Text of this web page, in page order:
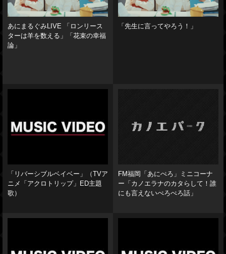
あにまるぐみLIVE 「ロンリース
ターは羊を数える」「花束の幸福
論」
「先生に言ってやろう！」
「リバーシブルベイベー」（TVア
ニメ「アクロトリップ」ED主題
歌）
FM福岡「あにぺろ」ミニコーナ
ー「カノエラナのカタらして！誰
にも言えないぺろぺろ話」